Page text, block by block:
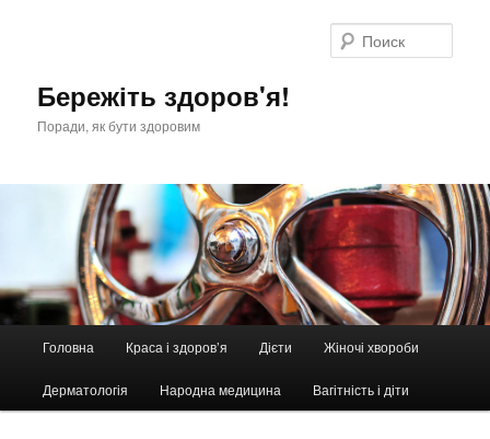
Бережіть здоров'я!
Поради, як бути здоровим
Головна Краса і здоров’я Дієти Жіночі хвороби
Дерматологія Народна медицина Вагітність і діти